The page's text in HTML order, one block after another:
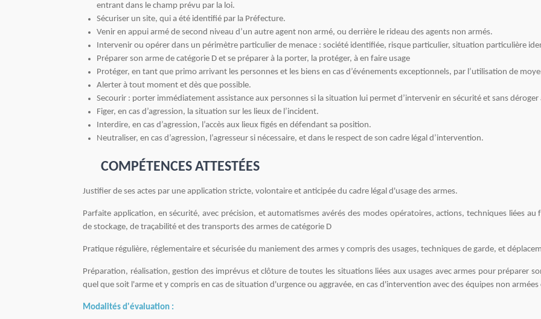
entrant dans le champ prévu par la loi.
Sécuriser un site, qui a été identifié par la Préfecture.
Venir en appui armé de second niveau d’un autre agent non armé, ou derrière le rideau des agents non armés.
Intervenir ou opérer dans un périmètre particulier de menace : société identifiée, risque particulier, situation particulière
Préparer son arme de catégorie D et se préparer à la porter, la protéger, à en faire usage
Protéger, en tant que primo arrivant les personnes et les biens en cas d’événements exceptionnels, par l’utilisation de
Alerter à tout moment et dès que possible.
Secourir : porter immédiatement assistance aux personnes si la situation lui permet d’intervenir en sécurité et sans déroger
Figer, en cas d’agression, la situation sur les lieux de l’incident.
Interdire, en cas d’agression, l’accès aux lieux figés en défendant sa position.
Neutraliser, en cas d’agression, l’agresseur si nécessaire, et dans le respect de son cadre légal d’intervention.
COMPÉTENCES ATTESTÉES
Justifier de ses actes par une application stricte, volontaire et anticipée du cadre légal d'usage des armes.
Parfaite application, en sécurité, avec précision, et automatismes avérés des modes opératoires, actions, techniques liées
de stockage, de traçabilité et des transports des armes de catégorie D
Pratique régulière, réglementaire et sécurisée du maniement des armes y compris des usages, techniques de garde, et
Préparation, réalisation, gestion des imprévus et clôture de toutes les situations liées aux usages avec armes pour préparer
quel que soit l'arme et y compris en cas de situation d'urgence ou aggravée, en cas d'intervention avec des équipes non
Modalités d'évaluation :